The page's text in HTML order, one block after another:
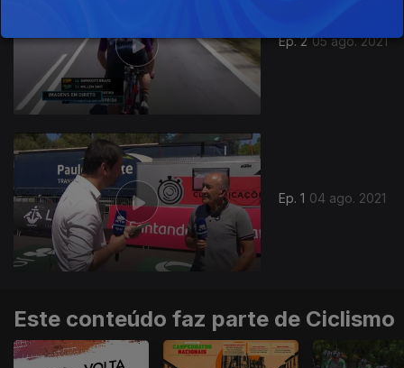
Ep. 2 05 ago. 2021
Ep. 1 04 ago. 2021
561407
Este conteúdo faz parte de Ciclismo